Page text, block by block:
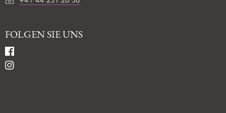
FOLGEN SIE UNS